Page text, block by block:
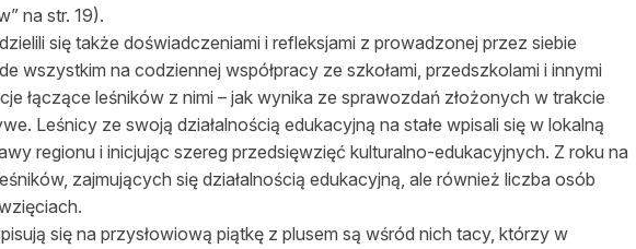
na str. 19).
się także doświadczeniami i refleksjami z prowadzonej przez siebie
wszystkim na codziennej współpracy ze szkołami, przedszkolami i innymi
łączące leśników z nimi – jak wynika ze sprawozdań złożonych w trakcie
Leśnicy ze swoją działalnością edukacyjną na stałe wpisali się w lokalną
regionu i inicjując szereg przedsięwzięć kulturalno-edukacyjnych. Z roku na
zajmujących się działalnością edukacyjną, ale również liczba osób
się na przysłowiową piątkę z plusem są wśród nich tacy, którzy w